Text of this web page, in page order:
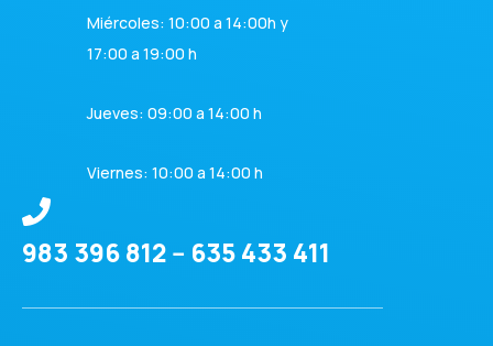
Miércoles: 10:00 a 14:00h y
17:00 a 19:00 h
Jueves: 09:00 a 14:00 h
Viernes: 10:00 a 14:00 h
983 396 812 -- 635 433 411